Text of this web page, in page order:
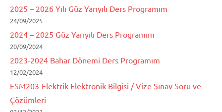
2025 – 2026 Yılı Güz Yarıyılı Ders Programım
24/09/2025
2024 – 2025 Güz Yarıyılı Ders Programım
20/09/2024
2023-2024 Bahar Dönemi Ders Programım
12/02/2024
ESM203-Elektrik Elektronik Bilgisi / Vize Sınav Soru ve
Çözümleri